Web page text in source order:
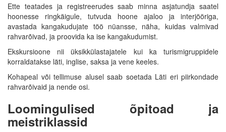
Ette teatades ja registreerudes saab minna asjatundja saatel
hoonesse ringkäigule, tutvuda hoone ajaloo ja interjööriga,
avastada kangakudujate töö nüansse, näha, kuidas valmivad
rahvarõivad, ja proovida ka ise kangakudumist.
Ekskursioone nii üksikkülastajatele kui ka turismigruppidele
korraldatakse läti, inglise, saksa ja vene keeles.
Kohapeal või tellimuse alusel saab soetada Läti eri piirkondade
rahvarõivaid ja nende osi.
Loomingulised õpitoad ja
meistriklassid